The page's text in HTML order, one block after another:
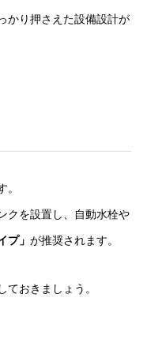
かり押さえた設備設計が
クを設置し、自動水栓や
プ」 が推奨されます。
おきましょう。